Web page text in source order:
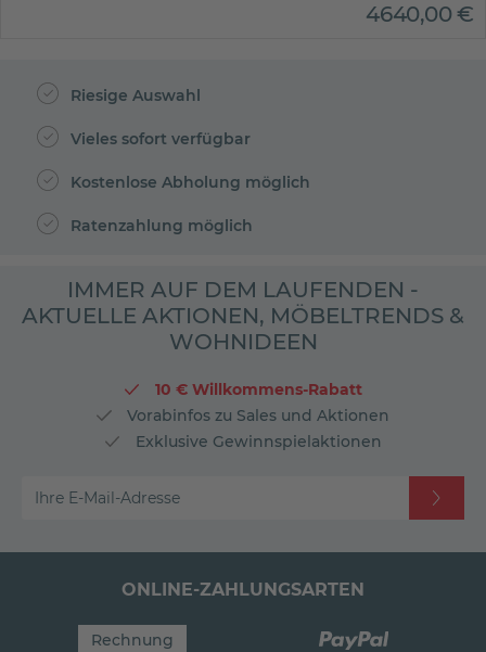
4640,00€
Riesige Auswahl
Vieles sofort verfügbar
Kostenlose Abholung möglich
Ratenzahlung möglich
IMMER AUF DEM LAUFENDEN -
AKTUELLE AKTIONEN, MÖBELTRENDS &
WOHNIDEEN
10 € Willkommens-Rabatt
Vorabinfos zu Sales und Aktionen
Exklusive Gewinnspielaktionen
Ihre E-Mail-Adresse
ONLINE-ZAHLUNGSARTEN
Rechnung